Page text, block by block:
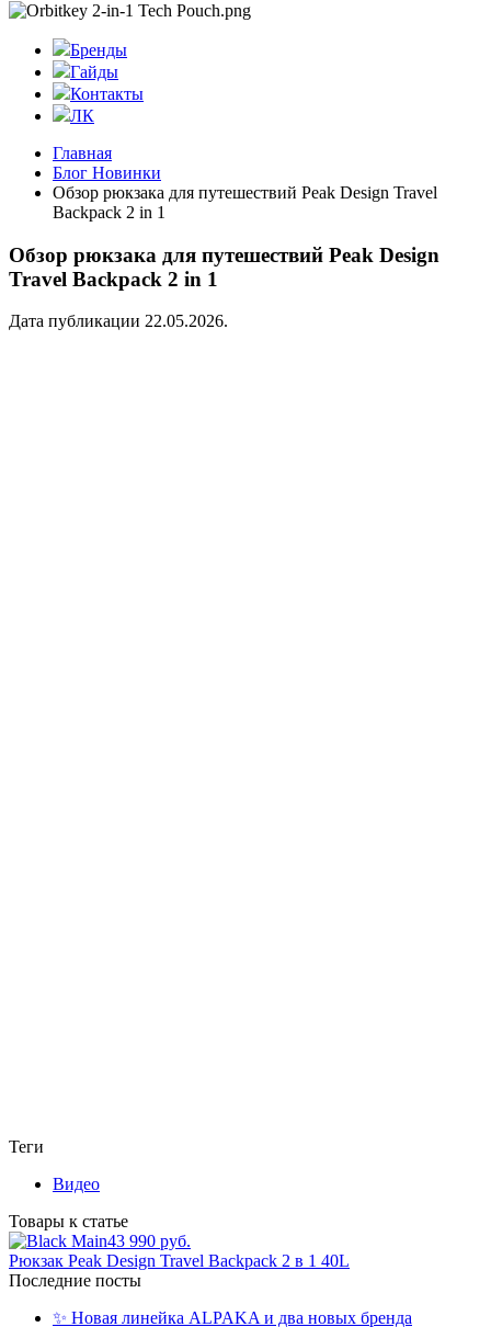
Бренды
Гайды
Контакты
ЛК
Главная
Блог Новинки
Обзор рюкзака для путешествий Peak Design Travel
Backpack 2 in 1
Обзор рюкзака для путешествий Peak Design
Travel Backpack 2 in 1
Дата публикации 22.05.2026.
Теги
Видео
Товары к статье
43 990 руб.
Рюкзак Peak Design Travel Backpack 2 в 1 40L
Последние посты
✨ Новая линейка ALPAKA и два новых бренда